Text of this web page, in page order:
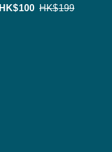
HK$100 HK$199